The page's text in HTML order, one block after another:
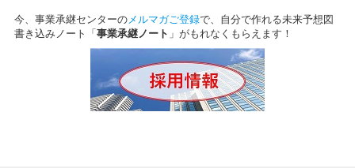
今、事業承継センターのメルマガご登録で、自分で作れる未来予想図
書き込みノート 「事業承継ノート 」がもれなくもらえます！